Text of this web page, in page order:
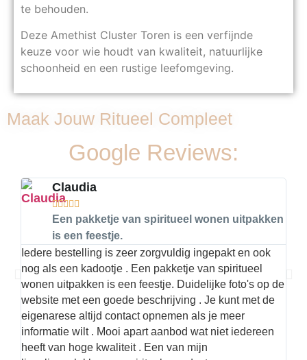
te behouden.
Deze Amethist Cluster Toren is een verfijnde
keuze voor wie houdt van kwaliteit, natuurlijke
schoonheid en een rustige leefomgeving.
Maak Jouw Ritueel Compleet
Google Reviews:
Claudia

Een pakketje van spiritueel wonen uitpakken
is een feestje.
Iedere bestelling is zeer zorgvuldig ingepakt en ook
nog als een kadootje . Een pakketje van spiritueel
wonen uitpakken is een feestje. Duidelijke foto's op de
website met een goede beschrijving . Je kunt met de
eigenarese altijd contact opnemen als je meer
informatie wilt . Mooi apart aanbod wat niet iedereen
heeft van hoge kwaliteit . Een van mijn